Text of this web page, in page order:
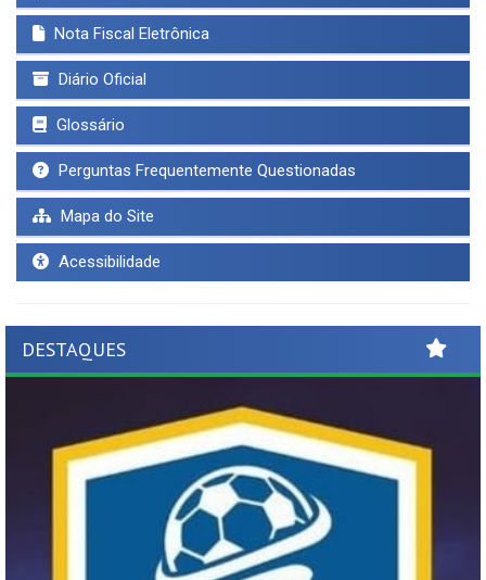
Nota Fiscal Eletrônica
Diário Oficial
Glossário
Perguntas Frequentemente Questionadas
Mapa do Site
Acessibilidade
DESTAQUES